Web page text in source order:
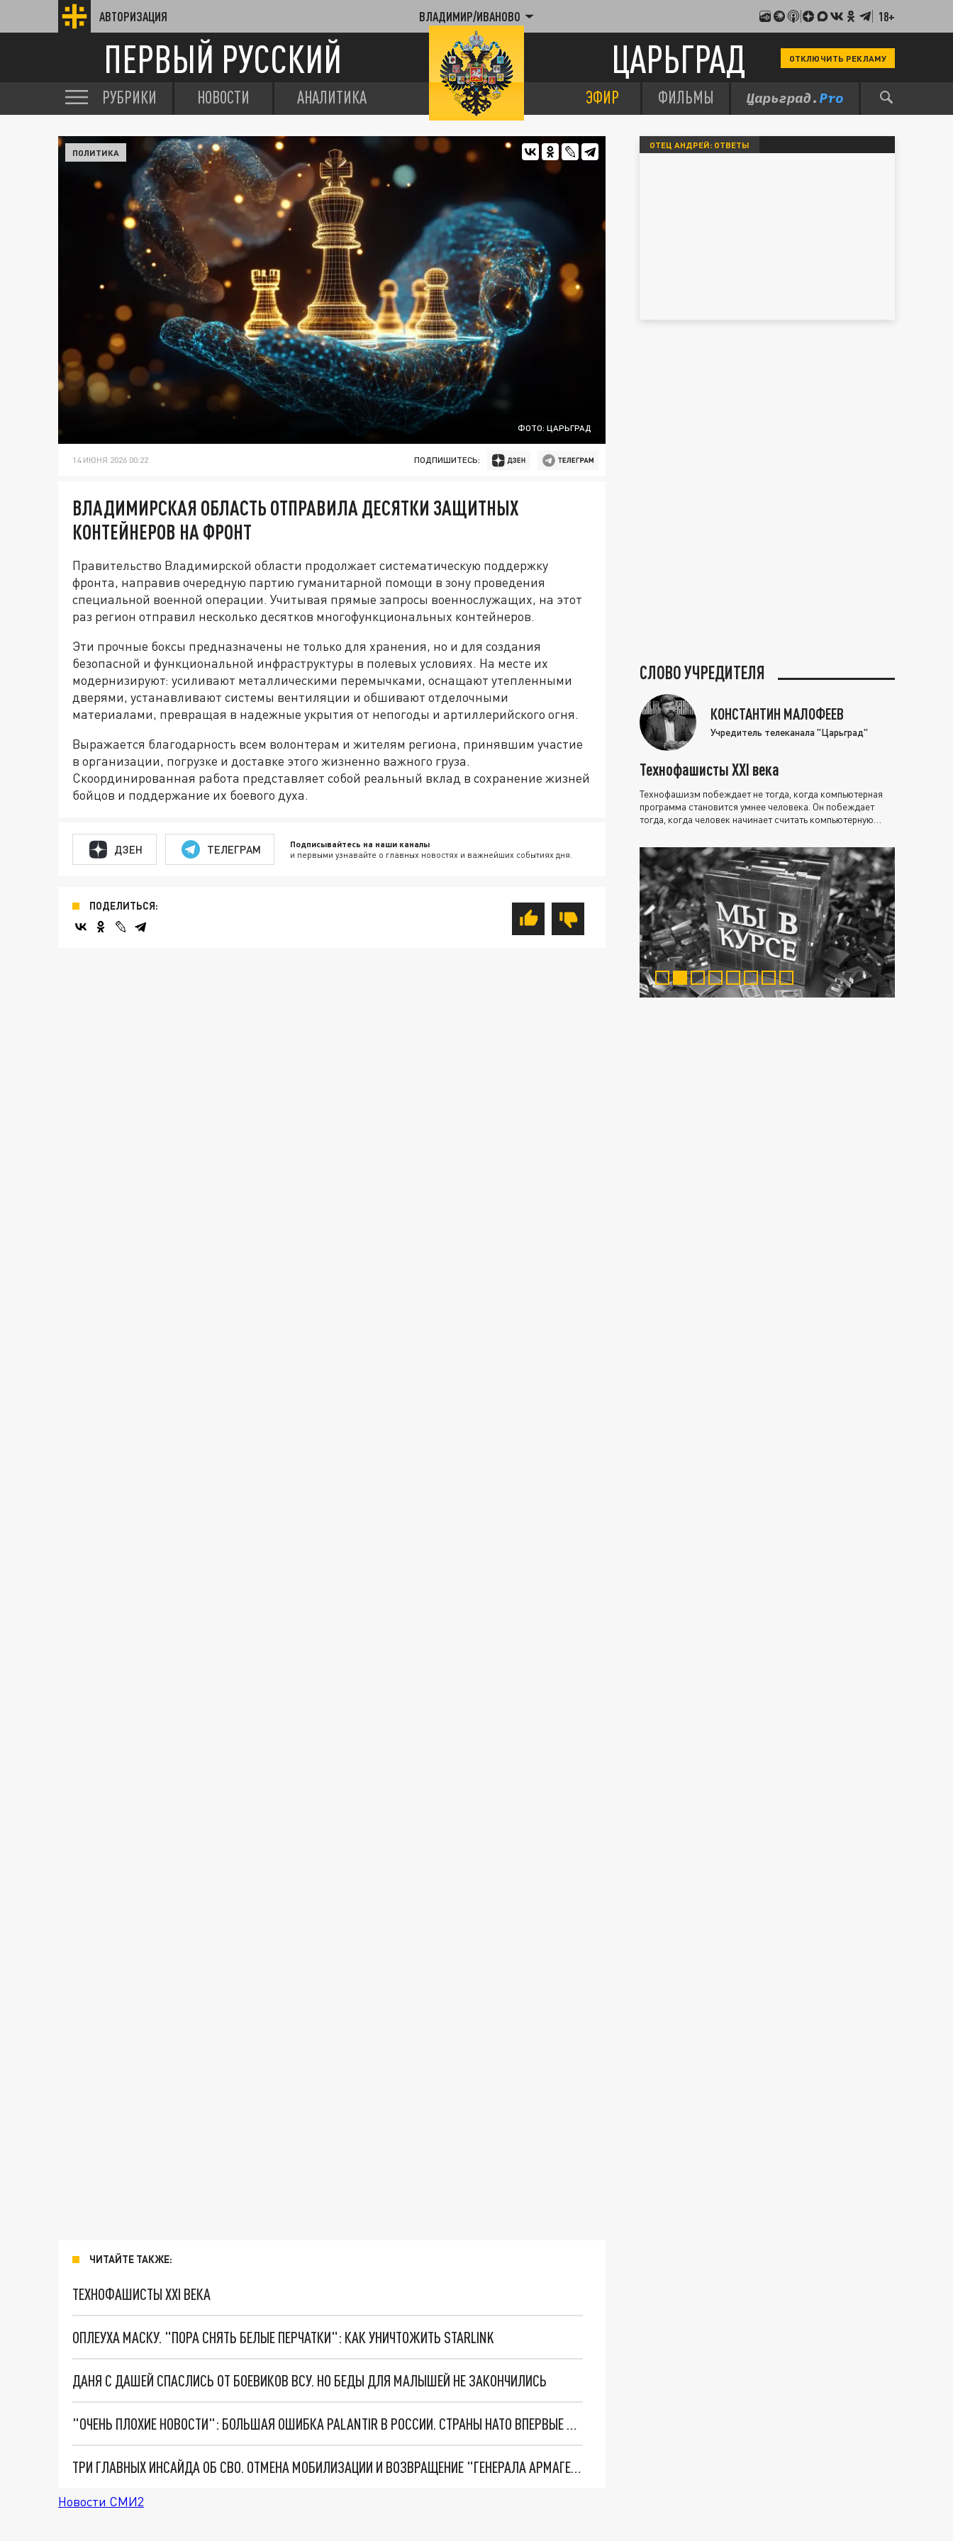
АВТОРИЗАЦИЯ ВЛАДИМИР/ИВАНОВО 18+
ПЕРВЫЙ РУССКИЙ ЦАРЬГРАД ОТКЛЮЧИТЬ РЕКЛАМУ
РУБРИКИ НОВОСТИ АНАЛИТИКА ЭФИР ФИЛЬМЫ
ФОТО: ЦАРЬГРАД
ПОЛИТИКА
14 ИЮНЯ 2026 00:22 ПОДПИШИТЕСЬ:
ВЛАДИМИРСКАЯ ОБЛАСТЬ ОТПРАВИЛА ДЕСЯТКИ ЗАЩИТНЫХ
КОНТЕЙНЕРОВ НА ФРОНТ
Правительство Владимирской области продолжает систематическую поддержку
фронта, направив очередную партию гуманитарной помощи в зону проведения
специальной военной операции. Учитывая прямые запросы военнослужащих, на этот
раз регион отправил несколько десятков многофункциональных контейнеров.
Эти прочные боксы предназначены не только для хранения, но и для создания
безопасной и функциональной инфраструктуры в полевых условиях. На месте их
модернизируют: усиливают металлическими перемычками, оснащают утепленными
дверями, устанавливают системы вентиляции и обшивают отделочными
материалами, превращая в надежные укрытия от непогоды и артиллерийского огня.
Выражается благодарность всем волонтерам и жителям региона, принявшим участие
в организации, погрузке и доставке этого жизненно важного груза.
Скоординированная работа представляет собой реальный вклад в сохранение жизней
бойцов и поддержание их боевого духа.
ДЗЕН ТЕЛЕГРАМ Подписывайтесь на наши каналы
и первыми узнавайте о главных новостях и важнейших событиях дня.
ПОДЕЛИТЬСЯ:
ЧИТАЙТЕ ТАКЖЕ:
ТЕХНОФАШИСТЫ XXI ВЕКА
ОПЛЕУХА МАСКУ. "ПОРА СНЯТЬ БЕЛЫЕ ПЕРЧАТКИ": КАК УНИЧТОЖИТЬ STARLINK
ДАНЯ С ДАШЕЙ СПАСЛИСЬ ОТ БОЕВИКОВ ВСУ. НО БЕДЫ ДЛЯ МАЛЫШЕЙ НЕ ЗАКОНЧИЛИСЬ
"ОЧЕНЬ ПЛОХИЕ НОВОСТИ": БОЛЬШАЯ ОШИБКА PALANTIR В РОССИИ. СТРАНЫ НАТО ВПЕРВЫЕ ЗА СВО ОСТАНОВИЛИ ПОСТАВКИ ОРУЖИЯ. ВСУ ТЕРЯЮТ ПРИГРАНИЧЬЕ?
ТРИ ГЛАВНЫХ ИНСАЙДА ОБ СВО. ОТМЕНА МОБИЛИЗАЦИИ И ВОЗВРАЩЕНИЕ "ГЕНЕРАЛА АРМАГЕДДОНА"? ОТЛИЧНЫЕ НОВОСТИ, КОТОРЫЕ ЖДАЛИ ВСЕ
Новости СМИ2
ОТЕЦ АНДРЕЙ: ОТВЕТЫ
СЛОВО УЧРЕДИТЕЛЯ
КОНСТАНТИН МАЛОФЕЕВ
Учредитель телеканала "Царьград"
Технофашисты XXI века
Технофашизм побеждает не тогда, когда компьютерная
программа становится умнее человека. Он побеждает
тогда, когда человек начинает считать компьютерную